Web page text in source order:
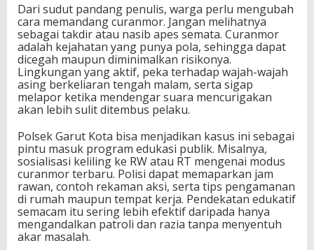
Dari sudut pandang penulis, warga perlu mengubah
cara memandang curanmor. Jangan melihatnya
sebagai takdir atau nasib apes semata. Curanmor
adalah kejahatan yang punya pola, sehingga dapat
dicegah maupun diminimalkan risikonya.
Lingkungan yang aktif, peka terhadap wajah-wajah
asing berkeliaran tengah malam, serta sigap
melapor ketika mendengar suara mencurigakan
akan lebih sulit ditembus pelaku.
Polsek Garut Kota bisa menjadikan kasus ini sebagai
pintu masuk program edukasi publik. Misalnya,
sosialisasi keliling ke RW atau RT mengenai modus
curanmor terbaru. Polisi dapat memaparkan jam
rawan, contoh rekaman aksi, serta tips pengamanan
di rumah maupun tempat kerja. Pendekatan edukatif
semacam itu sering lebih efektif daripada hanya
mengandalkan patroli dan razia tanpa menyentuh
akar masalah.